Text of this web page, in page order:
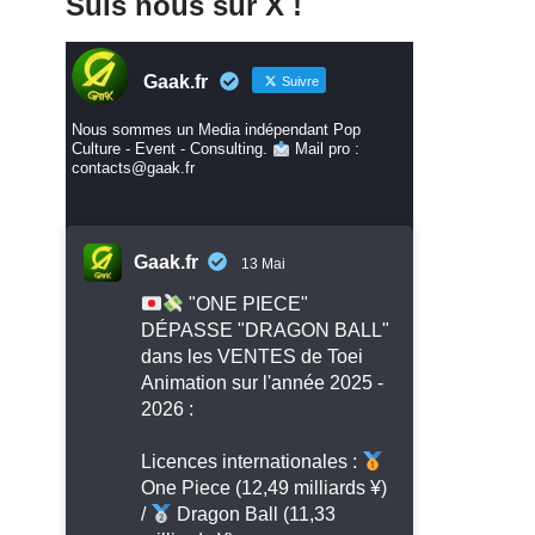
Gaak.fr Suivre
Nous sommes un Media indépendant Pop
Culture - Event - Consulting.
Mail pro :
contacts@gaak.fr
Gaak.fr 13 Mai
"ONE PIECE"
DÉPASSE "DRAGON BALL"
dans les VENTES de Toei
Animation sur l'année 2025 -
2026 :
Licences internationales :
One Piece (12,49 milliards ¥)
/
Dragon Ball (11,33